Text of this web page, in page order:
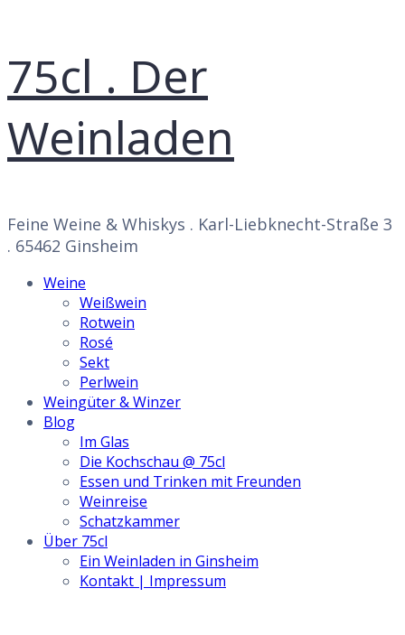
75cl . Der
Weinladen
Feine Weine & Whiskys . Karl-Liebknecht-Straße 3
. 65462 Ginsheim
Weine
Weißwein
Rotwein
Rosé
Sekt
Perlwein
Weingüter & Winzer
Blog
Im Glas
Die Kochschau @ 75cl
Essen und Trinken mit Freunden
Weinreise
Schatzkammer
Über 75cl
Ein Weinladen in Ginsheim
Kontakt | Impressum